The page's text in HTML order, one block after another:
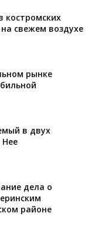
костромских
свежем воздухе
рынке
в двух
дела о
районе